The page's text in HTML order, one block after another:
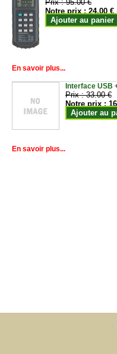
Prix :95.00 €
Notre prix :24.00 €
Ajouter au panier
En savoir plus...
Interface USB
Prix :33.00 €
Notre prix :
Ajouter au
En savoir plus...